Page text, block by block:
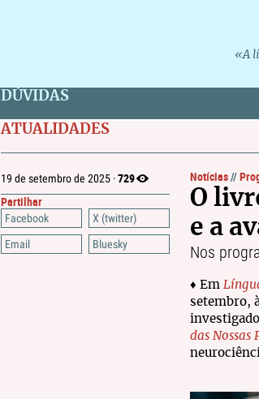
«A
DÚVIDAS
ATUALIDADES
19 de setembro de 2025 ·729
Partilhar
Facebook
X (twitter)
Email
Bluesky
Notícias//
O
e a
Nos
♦ Em
setembro,
das Nossas